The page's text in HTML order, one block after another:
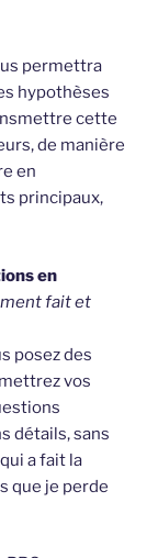
permettra
hypothèses
cette
de manière
en
principaux,
en
fait et
posez des
vos
détails, sans
a fait la
que je perde